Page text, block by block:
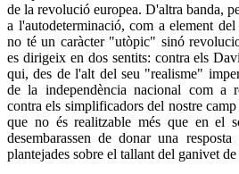
de la revolució europea. D'altra banda,
a l'autodeterminació, com a element
no té un caràcter "utòpic" sinó
es dirigeix en dos sentits: contra els
qui, des de l'alt del seu "realisme"
de la independència nacional com a
contra els simplificadors del nostre
que no és realitzable més que en el
desembarassen de donar una
plantejades sobre el tallant del ganivet